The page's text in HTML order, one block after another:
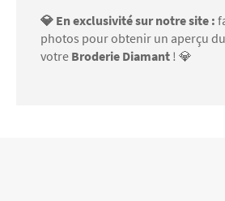
💎 En exclusivité sur notre site :
photos pour obtenir un aperçu
votre Broderie Diamant ! 💎